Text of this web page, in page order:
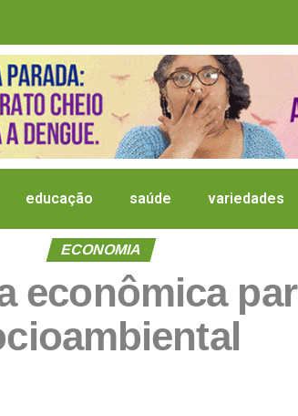
educação saúde variedades
ECONOMIA
econômica